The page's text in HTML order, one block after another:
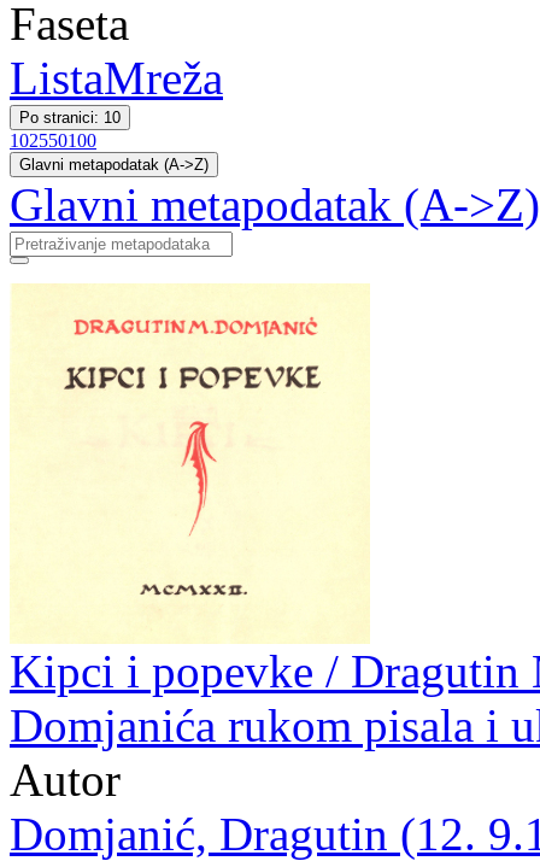
Faseta
ListaMreža
Po stranici: 10
102550100
Glavni metapodatak (A->Z)
Glavni metapodatak (A->Z)
Kipci i popevke / Dragutin
Domjanića rukom pisala i
Autor
Domjanić, Dragutin (12.